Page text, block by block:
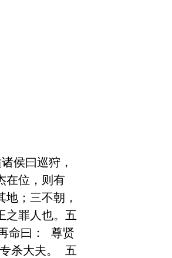
侯曰巡狩，
在位，则有
；三不朝，
之罪人也。五
命曰： 尊贤
杀大夫。 五